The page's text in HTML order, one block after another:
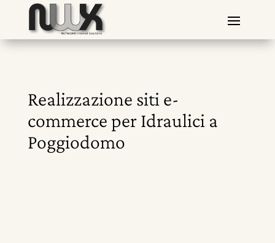
Realizzazione siti e-
commerce per Idraulici a
Poggiodomo